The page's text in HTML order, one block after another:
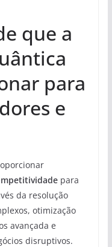
que a
para
e
para
da resolução
otimização
avançada e
disruptivos.